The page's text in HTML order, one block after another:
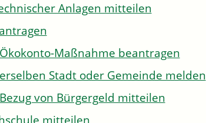
Anlagen mitteilen
Maßnahme beantragen
Stadt oder Gemeinde melden
von Bürgergeld mitteilen